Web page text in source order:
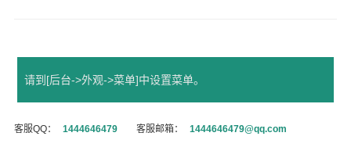
请到[后台->外观->菜单]中设置菜单。
客服QQ： 1444646479 客服邮箱： 1444646479@qq.com